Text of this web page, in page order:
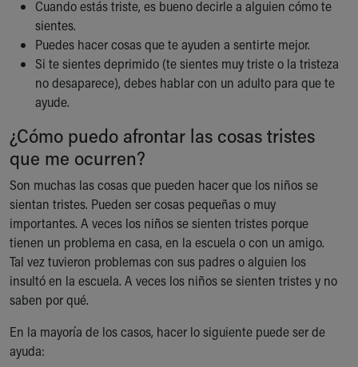
MyChart
Make an Appointment
Breastfeeding Medicine
Child Passenger Safety
Safe Sleep for Babies
Safe Sleep
About Akron Children's Pediatrics
Who We Are
Building a Brighter Future
Our Mission, Vision, Promise
Calendar of Events
Community Mission
Connect With Us
Our Culture of Caring
Newsroom
Our Leadership
Unity and Engagement
Women's Board
Cuando estás triste, es bueno decirle a alguien cómo te
sientes.
Puedes hacer cosas que te ayuden a sentirte mejor.
Si te sientes deprimido (te sientes muy triste o la tristeza
no desaparece), debes hablar con un adulto para que te
ayude.
¿Cómo puedo afrontar las cosas tristes
que me ocurren?
Son muchas las cosas que pueden hacer que los niños se
sientan tristes. Pueden ser cosas pequeñas o muy
importantes. A veces los niños se sienten tristes porque
tienen un problema en casa, en la escuela o con un amigo.
Tal vez tuvieron problemas con sus padres o alguien los
insultó en la escuela. A veces los niños se sienten tristes y no
saben por qué.
En la mayoría de los casos, hacer lo siguiente puede ser de
ayuda: